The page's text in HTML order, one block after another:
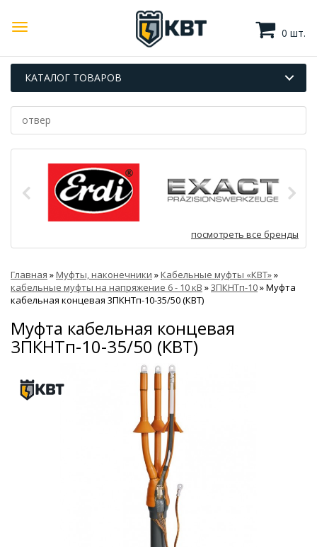
0 шт.
КАТАЛОГ ТОВАРОВ
посмотреть все бренды
Главная »Муфты, наконечники »Кабельные муфты «КВТ»»
кабельные муфты на напряжение 6 - 10 кВ »3ПКНТп-10»Муфта
кабельная концевая 3ПКНТп-10-35/50 (КВТ)
Муфта кабельная концевая
3ПКНТп-10-35/50 (КВТ)